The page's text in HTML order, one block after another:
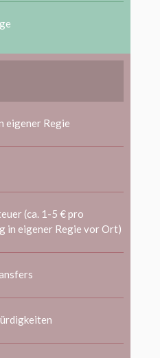
eigener Regie
(ca. 1-5 € pro
in eigener Regie vor Ort)